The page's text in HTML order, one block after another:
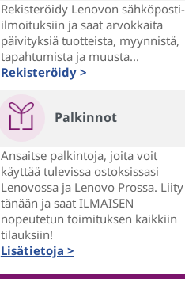
Rekisteröidy Lenovon sähköposti-
ilmoituksiin ja saat arvokkaita
päivityksiä tuotteista, myynnistä,
tapahtumista ja muusta...
Rekisteröidy >
Palkinnot
Ansaitse palkintoja, joita voit
käyttää tulevissa ostoksissasi
Lenovossa ja Lenovo Prossa. Liity
tänään ja saat ILMAISEN
nopeutetun toimituksen kaikkiin
tilauksiin!
Lisätietoja >